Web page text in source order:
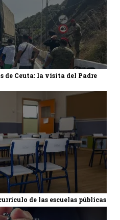
de Ceuta: la visita del Padre
de las escuelas públicas